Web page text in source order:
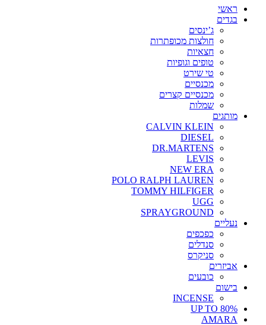
ראשי
בגדים
ג’ינסים
חולצות מכופתרות
חצאיות
טופים וגופיות
טי שירט
מכנסיים
מכנסיים קצרים
שמלות
מותגים
CALVIN KLEIN
DIESEL
DR.MARTENS
LEVIS
NEW ERA
POLO RALPH LAUREN
TOMMY HILFIGER
UGG
SPRAYGROUND
נעליים
כפכפים
סנדלים
סניקרס
אביזרים
כובעים
בישום
INCENSE
UP TO 80%
AMARA